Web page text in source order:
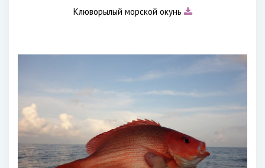
Клюворылый морской окунь